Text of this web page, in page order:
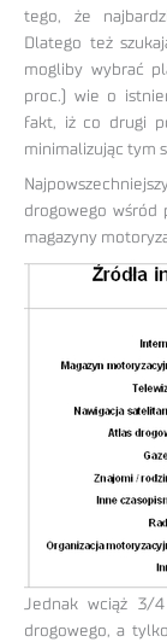
tego, że
Dlatego też
mogliby wybrać
proc.) wie o
fakt, iż co drugi
minimalizując tym
drogowego wśród
magazyny
Jednak wciąż 3/
drogowego, a